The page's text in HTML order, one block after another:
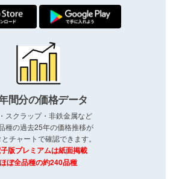
間分の価格データ
スクラップ・非鉄金属など
種の過去25年の価格推移が
チャートで確認できます。
版プレミアムは紙面掲載
ほぼ全品種の約240品種